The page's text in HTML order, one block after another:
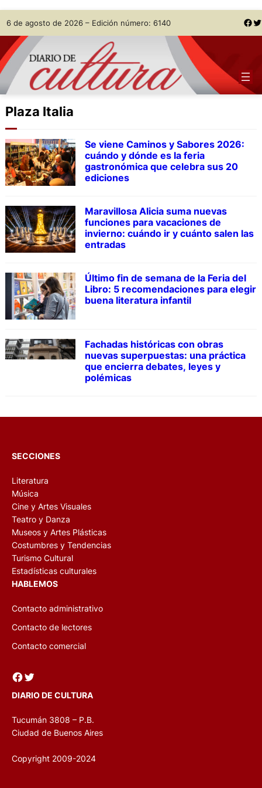
Skip
to
content
6 de agosto de 2026 – Edición número: 6140 Facebook Twitter
Plaza Italia
Se viene Caminos y Sabores 2026:
cuándo y dónde es la feria
gastronómica que celebra sus 20
ediciones
Maravillosa Alicia suma nuevas
funciones para vacaciones de
invierno: cuándo ir y cuánto salen las
entradas
Último fin de semana de la Feria del
Libro: 5 recomendaciones para elegir
buena literatura infantil
Fachadas históricas con obras
nuevas superpuestas: una práctica
que encierra debates, leyes y
polémicas
SECCIONES
Literatura
Música
Cine y Artes Visuales
Teatro y Danza
Museos y Artes Plásticas
Costumbres y Tendencias
Turismo Cultural
Estadísticas culturales
HABLEMOS
Contacto administrativo
Contacto de lectores
Contacto comercial
Facebook Twitter
DIARIO DE CULTURA
Tucumán 3808 – P.B.
Ciudad de Buenos Aires
Copyright 2009-2024